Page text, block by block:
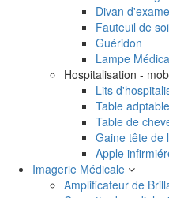
Divan
Fauteuil de
Guéridon
Lampe
Hospitalisation -
Lits
Table adptable
Table de
Gaine tête de
Apple
Imagerie Médicale
Amplificateur de